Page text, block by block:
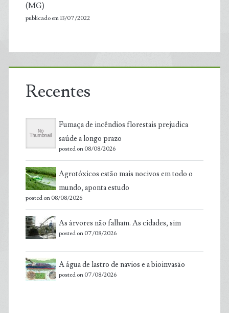
(MG)
publicado em 13/07/2022
Recentes
Fumaça de incêndios florestais prejudica
saúde a longo prazo
posted on 08/08/2026
Agrotóxicos estão mais nocivos em todo o
mundo, aponta estudo
posted on 08/08/2026
As árvores não falham. As cidades, sim
posted on 07/08/2026
A água de lastro de navios e a bioinvasão
posted on 07/08/2026